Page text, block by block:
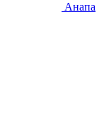
Анапа